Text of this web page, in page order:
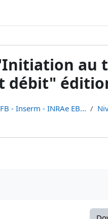
au
débit"
- Inserm - INRAe EB...